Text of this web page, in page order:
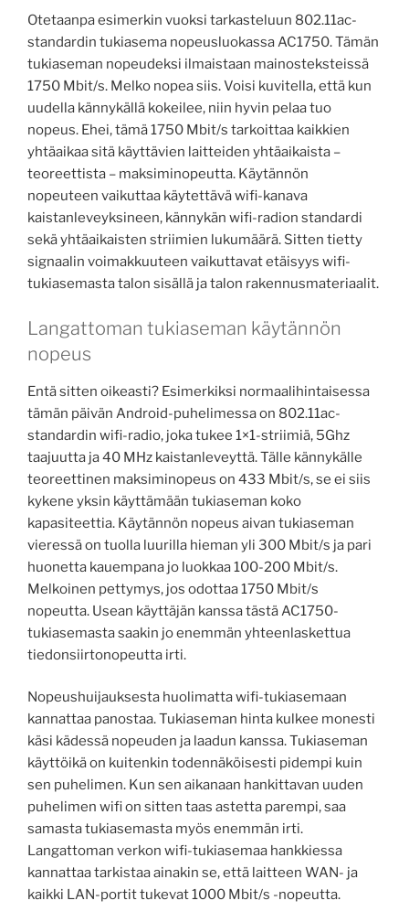
Otetaanpa esimerkin vuoksi tarkasteluun 802.11ac-
standardin tukiasema nopeusluokassa AC1750. Tämän
tukiaseman nopeudeksi ilmaistaan mainosteksteissä
1750 Mbit/s. Melko nopea siis. Voisi kuvitella, että kun
uudella kännykällä kokeilee, niin hyvin pelaa tuo
nopeus. Ehei, tämä 1750 Mbit/s tarkoittaa kaikkien
yhtäaikaa sitä käyttävien laitteiden yhtäaikaista –
teoreettista – maksiminopeutta. Käytännön
nopeuteen vaikuttaa käytettävä wifi-kanava
kaistanleveyksineen, kännykän wifi-radion standardi
sekä yhtäaikaisten striimien lukumäärä. Sitten tietty
signaalin voimakkuuteen vaikuttavat etäisyys wifi-
tukiasemasta talon sisällä ja talon rakennusmateriaalit.
Langattoman tukiaseman käytännön
nopeus
Entä sitten oikeasti? Esimerkiksi normaalihintaisessa
tämän päivän Android-puhelimessa on 802.11ac-
standardin wifi-radio, joka tukee 1×1-striimiä, 5Ghz
taajuutta ja 40 MHz kaistanleveyttä. Tälle kännykälle
teoreettinen maksiminopeus on 433 Mbit/s, se ei siis
kykene yksin käyttämään tukiaseman koko
kapasiteettia. Käytännön nopeus aivan tukiaseman
vieressä on tuolla luurilla hieman yli 300 Mbit/s ja pari
huonetta kauempana jo luokkaa 100-200 Mbit/s.
Melkoinen pettymys, jos odottaa 1750 Mbit/s
nopeutta. Usean käyttäjän kanssa tästä AC1750-
tukiasemasta saakin jo enemmän yhteenlaskettua
tiedonsiirtonopeutta irti.
Nopeushuijauksesta huolimatta wifi-tukiasemaan
kannattaa panostaa. Tukiaseman hinta kulkee monesti
käsi kädessä nopeuden ja laadun kanssa. Tukiaseman
käyttöikä on kuitenkin todennäköisesti pidempi kuin
sen puhelimen. Kun sen aikanaan hankittavan uuden
puhelimen wifi on sitten taas astetta parempi, saa
samasta tukiasemasta myös enemmän irti.
Langattoman verkon wifi-tukiasemaa hankkiessa
kannattaa tarkistaa ainakin se, että laitteen WAN- ja
kaikki LAN-portit tukevat 1000 Mbit/s -nopeutta.